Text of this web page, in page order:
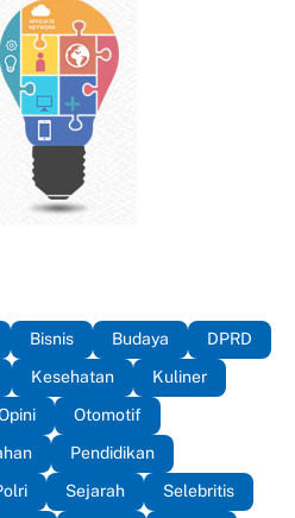
Bisnis Budaya
DPRD
Kesehatan
Kuliner
Otomotif
Pendidikan
Sejarah
Selebritis